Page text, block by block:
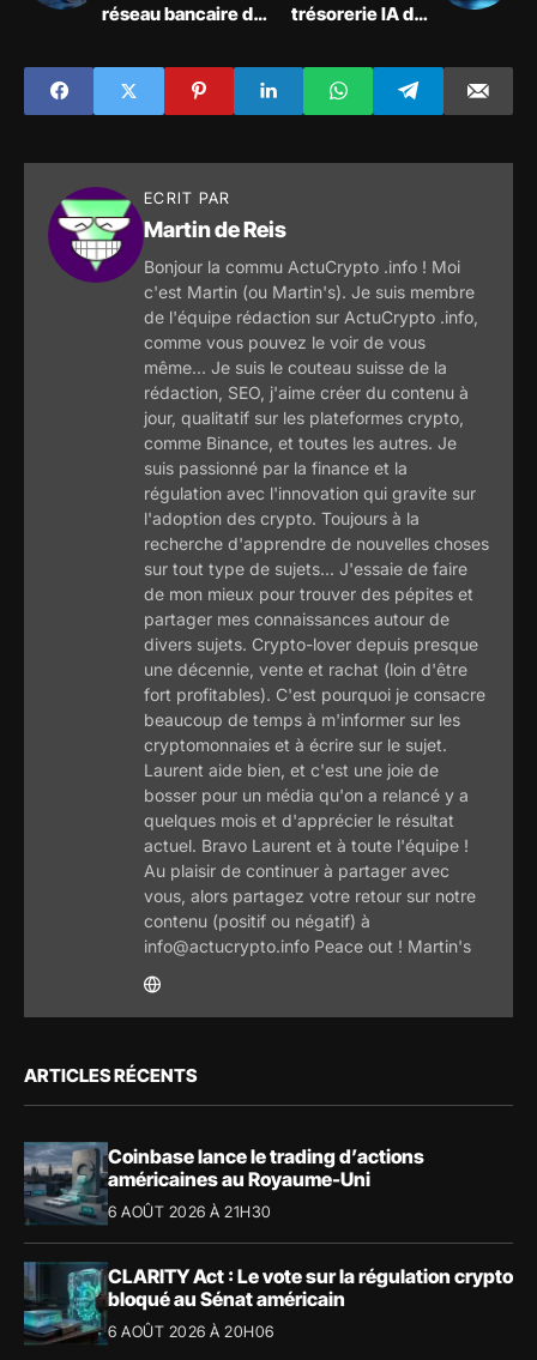
réseau bancaire de
trésorerie IA de 1
achètent pendant
que les particuliers
paniquent
ECRIT PAR
Martin de Reis
Bonjour la commu ActuCrypto .info ! Moi
c'est Martin (ou Martin's). Je suis membre
de l'équipe rédaction sur ActuCrypto .info,
comme vous pouvez le voir de vous
même... Je suis le couteau suisse de la
rédaction, SEO, j'aime créer du contenu à
jour, qualitatif sur les plateformes crypto,
comme Binance, et toutes les autres. Je
suis passionné par la finance et la
régulation avec l'innovation qui gravite sur
l'adoption des crypto. Toujours à la
recherche d'apprendre de nouvelles choses
sur tout type de sujets... J'essaie de faire
de mon mieux pour trouver des pépites et
partager mes connaissances autour de
divers sujets. Crypto-lover depuis presque
une décennie, vente et rachat (loin d'être
fort profitables). C'est pourquoi je consacre
beaucoup de temps à m'informer sur les
cryptomonnaies et à écrire sur le sujet.
Laurent aide bien, et c'est une joie de
bosser pour un média qu'on a relancé y a
quelques mois et d'apprécier le résultat
actuel. Bravo Laurent et à toute l'équipe !
Au plaisir de continuer à partager avec
vous, alors partagez votre retour sur notre
contenu (positif ou négatif) à
info@actucrypto.info Peace out ! Martin's
ARTICLES RÉCENTS
Coinbase lance le trading d’actions
américaines au Royaume-Uni
6 AOÛT 2026 À 21H30
CLARITY Act : Le vote sur la régulation crypto
bloqué au Sénat américain
6 AOÛT 2026 À 20H06